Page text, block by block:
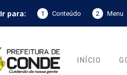
Ir para: 1 Conteúdo 2 Menu
INÍCIO